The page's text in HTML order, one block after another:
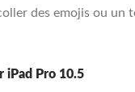
des emojis ou
iPad Pro 10.5